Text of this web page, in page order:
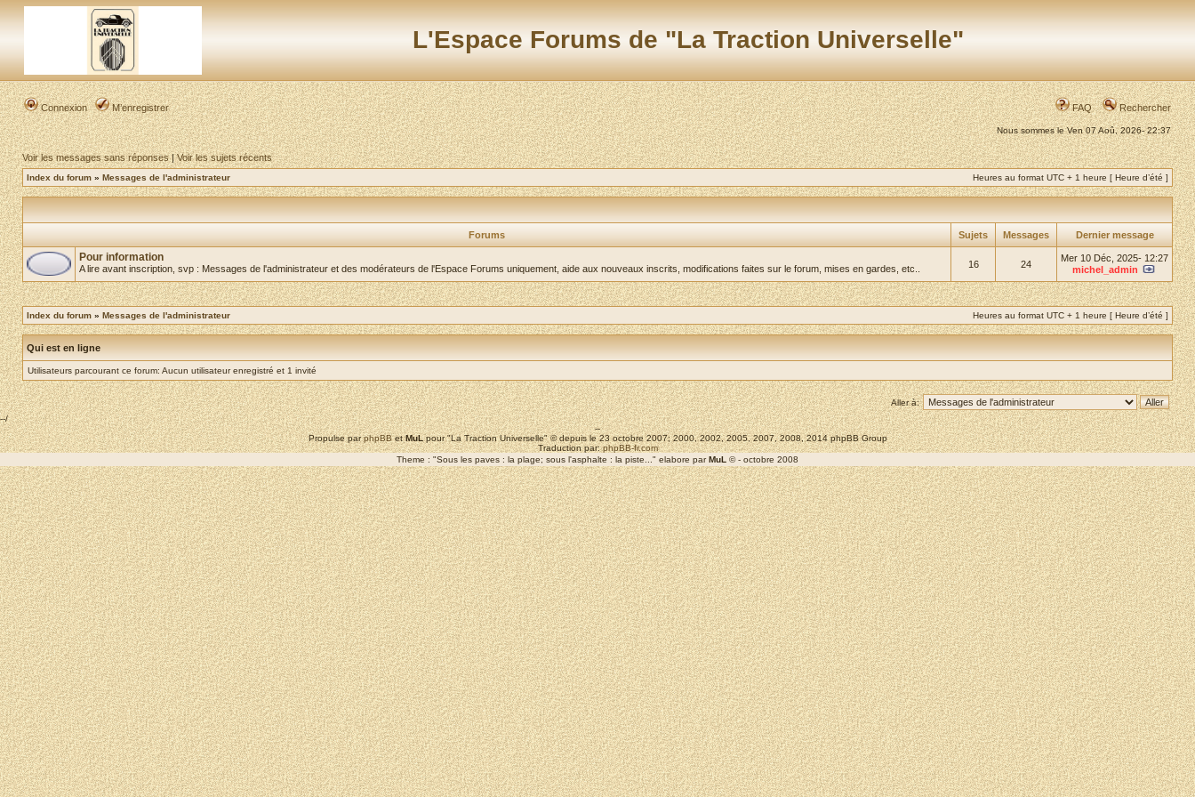
L'Espace Forums de "La Traction Universelle"
Connexion M’enregistrer FAQ Rechercher
Nous sommes le Ven 07 Aoû, 2026- 22:37
Voir les messages sans réponses|Voir les sujets récents
Index du forum » Messages de l'administrateur Heures au format UTC + 1 heure [ Heure d’été ]
Forums Sujets Messages Dernier message
Pour information
A lire avant inscription, svp : Messages de l'administrateur et des modérateurs de l'Espace Forums uniquement, aide aux nouveaux inscrits, modifications faites sur le forum, mises en gardes, etc.. 16 24
Mer 10 Déc, 2025- 12:27
michel_admin
Index du forum » Messages de l'administrateur Heures au format UTC + 1 heure [ Heure d’été ]
Qui est en ligne
Utilisateurs parcourant ce forum: Aucun utilisateur enregistré et 1 invité
Aller à:
--/
--
Propulse parphpBBetMuLpour "La Traction Universelle" © depuis le 23 octobre 2007; 2000, 2002, 2005, 2007, 2008, 2014 phpBB Group
Traduction par:phpBB-fr.com
Theme : "Sous les paves : la plage; sous l'asphalte : la piste..." elabore parMuL © - octobre 2008